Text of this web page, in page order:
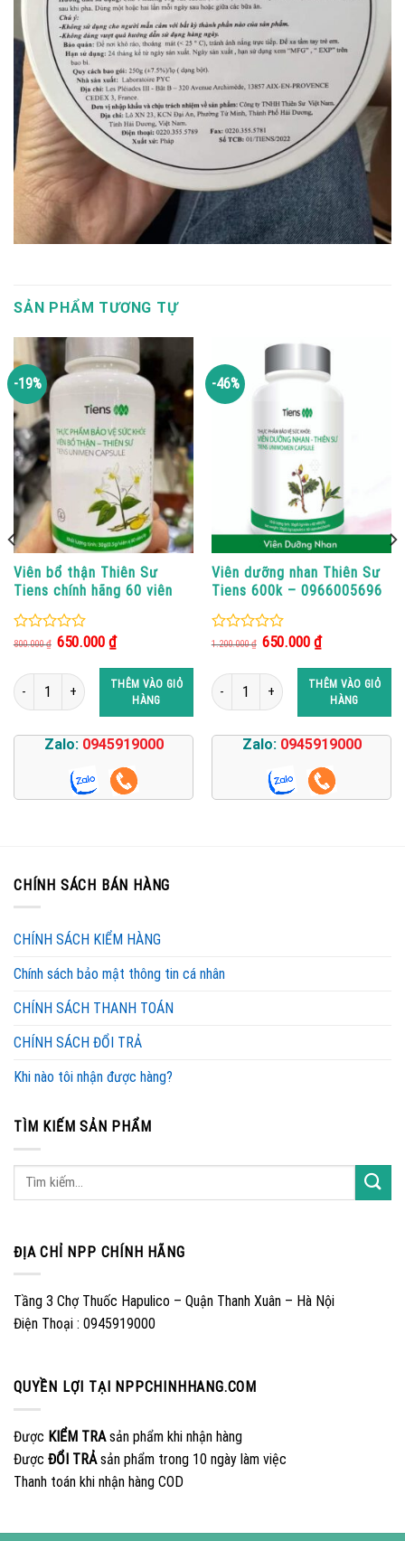
SẢN PHẨM TƯƠNG TỰ
-19%
Viên bổ thận Thiên Sư
Tiens chính hãng 60 viên
0
5
800.000₫ Giá
gốc
800.000 ₫.
650.000₫Giá
hiện
là:
650.000 ₫.
Viên bổ thận Thiên Sư Tiens chính hãng 60 viên số lượng
THÊM VÀO GIỎ
HÀNG
Zalo: 0945919000
-46%
Viên dưỡng nhan Thiên Sư
Tiens 600k – 0966005696
0
5
1.200.000₫ Giá
gốc
1.200.000 ₫.
650.000₫Giá
hiện
là:
650.000 ₫.
Viên dưỡng nhan Thiên Sư Tiens
THÊM VÀO GIỎ
HÀNG
Zalo: 0945919000
tiens số lượng
CHÍNH SÁCH BÁN HÀNG
CHÍNH SÁCH KIỂM HÀNG
Chính sách bảo mật thông tin cá nhân
CHÍNH SÁCH THANH TOÁN
CHÍNH SÁCH ĐỔI TRẢ
Khi nào tôi nhận được hàng?
TÌM KIẾM SẢN PHẨM
ĐỊA CHỈ NPP CHÍNH HÃNG
Tầng 3 Chợ Thuốc Hapulico – Quận Thanh Xuân – Hà Nội
Điện Thoại : 0945919000
QUYỀN LỢI TẠI NPPCHINHHANG.COM
Được KIỂM TRAsản phẩm khi nhận hàng
Được ĐỔI TRẢsản phẩm trong 10 ngày làm việc
Thanh toán khi nhận hàng COD